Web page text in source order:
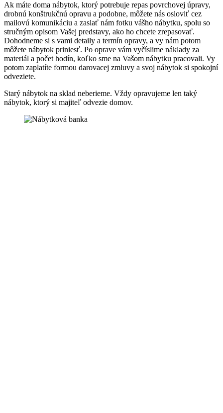
Ak máte doma nábytok, ktorý potrebuje repas povrchovej úpravy,
drobnú konštrukčnú opravu a podobne, môžete nás osloviť cez
mailovú komunikáciu a zaslať nám fotku vášho nábytku, spolu so
stručným opisom Vašej predstavy, ako ho chcete zrepasovať.
Dohodneme si s vami detaily a termín opravy, a vy nám potom
môžete nábytok priniesť. Po oprave vám vyčíslime náklady za
materiál a počet hodín, koľko sme na Vašom nábytku pracovali. Vy
potom zaplatíte formou darovacej zmluvy a svoj nábytok si spokojní
odveziete.
Starý nábytok na sklad neberieme. Vždy opravujeme len taký
nábytok, ktorý si majiteľ odvezie domov.